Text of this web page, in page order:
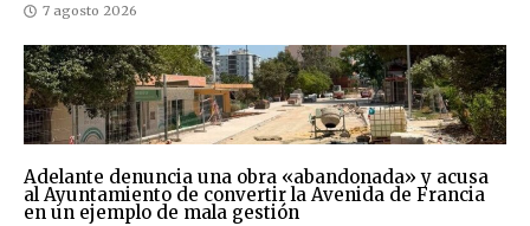
7 agosto 2026
Adelante denuncia una obra «abandonada» y acusa
al Ayuntamiento de convertir la Avenida de Francia
en un ejemplo de mala gestión